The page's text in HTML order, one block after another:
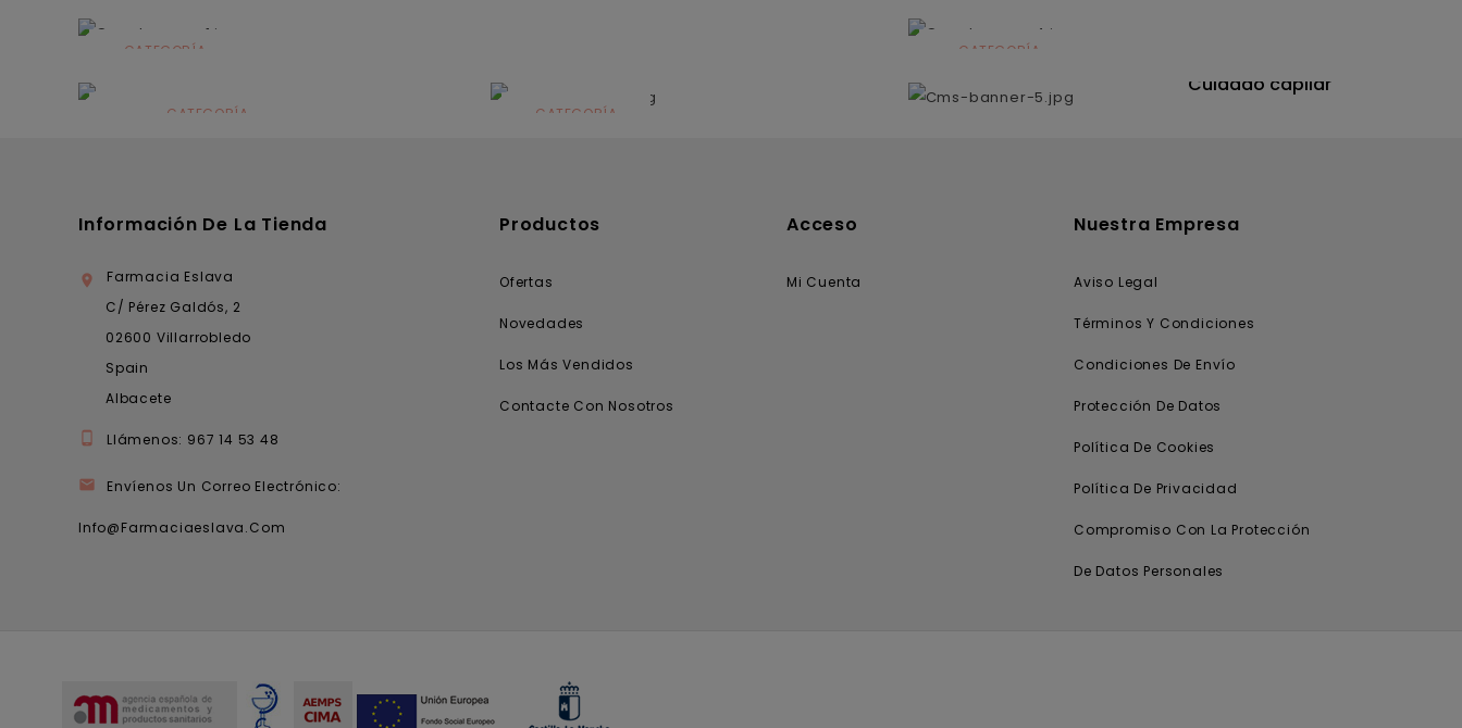
CATEGORÍA
CATEGORÍA CATEGORÍA
CATEGORÍA
Cuidado capilar
Información De La Tienda

Farmacia Eslava
C/ Pérez Galdós, 2
02600 Villarrobledo
Spain
Albacete
 Llámenos: 967 14 53 48
 Envíenos Un Correo Electrónico:
Info@farmaciaeslava.com
Productos
Ofertas
Novedades
Los Más Vendidos
Contacte Con Nosotros
Acceso
Mi Cuenta
Nuestra Empresa
Aviso Legal
Términos Y Condiciones
Condiciones De Envío
Protección De Datos
Política De Cookies
Política De Privacidad
Compromiso Con La Protección
De Datos Personales